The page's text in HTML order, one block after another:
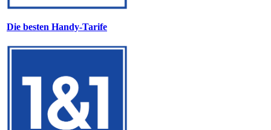
Die besten Handy-Tarife